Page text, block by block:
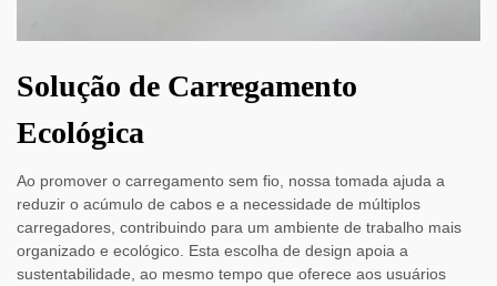
Solução de Carregamento
Ecológica
Ao promover o carregamento sem fio, nossa tomada ajuda a
reduzir o acúmulo de cabos e a necessidade de múltiplos
carregadores, contribuindo para um ambiente de trabalho mais
organizado e ecológico. Esta escolha de design apoia a
sustentabilidade, ao mesmo tempo que oferece aos usuários